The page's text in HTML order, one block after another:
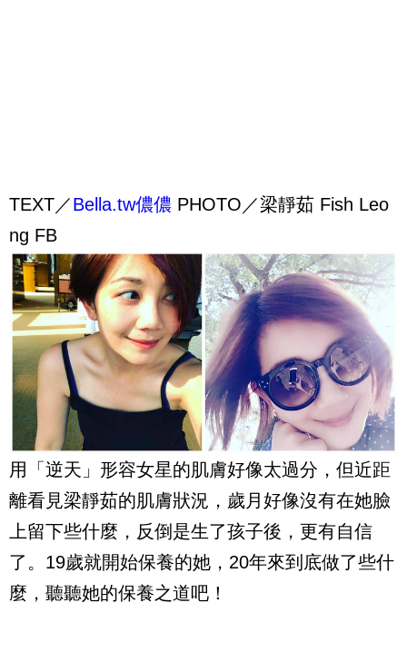
TEXT／Bella.tw儂儂 PHOTO／梁靜茹 Fish Leo
ng FB
用「逆天」形容女星的肌膚好像太過分，但近距
離看見梁靜茹的肌膚狀況，歲月好像沒有在她臉
上留下些什麼，反倒是生了孩子後，更有自信
了。19歲就開始保養的她，20年來到底做了些什
麼，聽聽她的保養之道吧！